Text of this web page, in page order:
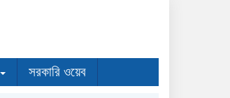
সরকারি ওয়েব